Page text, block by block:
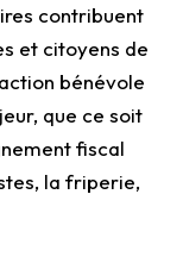
contribuent
et citoyens de
bénévole
que ce soit
fiscal
la friperie,